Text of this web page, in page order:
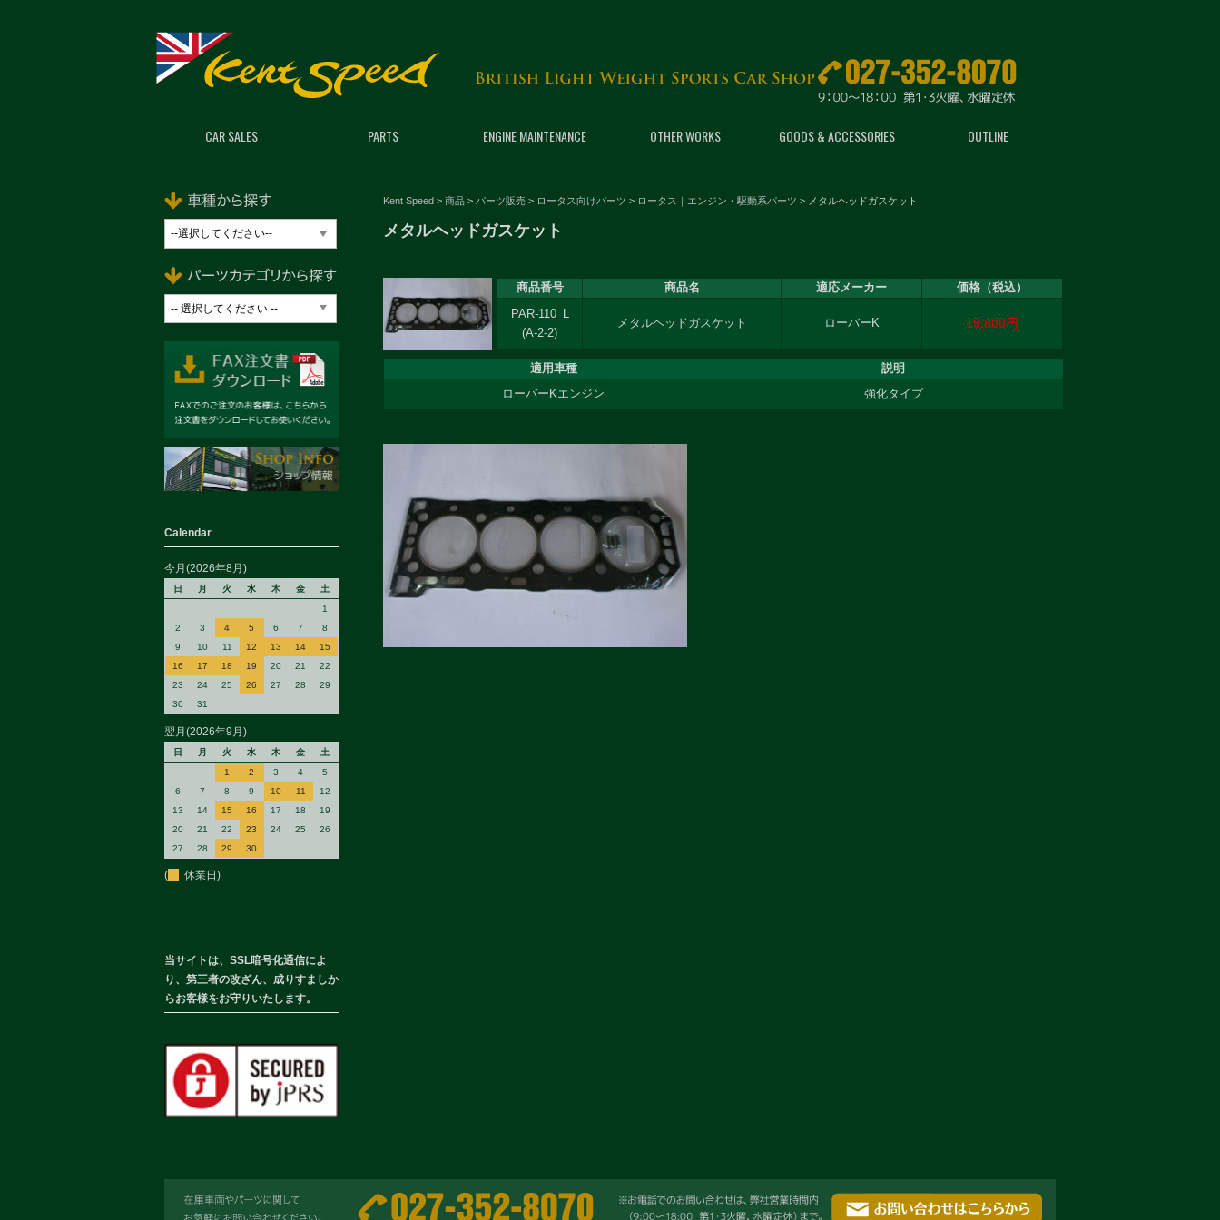
CAR SALES PARTS ENGINE MAINTENANCE OTHER WORKS GOODS & ACCESSORIES OUTLINE
Kent Speed > 商品 > パーツ販売 > ロータス向けパーツ > ロータス｜エンジン・駆動系パーツ > メタルヘッドガスケット
メタルヘッドガスケット
商品番号 商品名 適応メーカー 価格（税込）
PAR-110_L
(A-2-2)
メタルヘッドガスケット ローバーK 19,800円
適用車種
説明
ローバーKエンジン
強化タイプ
Calendar
今月(2026年8月)
日 月 火 水 木 金
土
1
2
3 4 5 6 7
8
9
10 11 12 13 14
15
16
17 18 19 20 21
22
23
24 25 26 27 28
29
30
31
翌月(2026年9月)
日 月 火 水 木 金
土
1
2 3 4
5
6
7 8 9 10 11
12
13
14 15 16 17 18
19
20
21 22 23 24 25
26
27
28 29 30
( 休業日)
当サイトは、SSL暗号化通信によ
り、第三者の改ざん、成りすましか
らお客様をお守りいたします。